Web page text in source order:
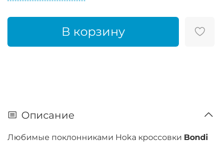
В корзину
Описание
Любимые поклонниками Hoka кроссовки Bondi